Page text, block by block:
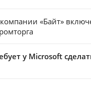
«Байт»
у Microsoft